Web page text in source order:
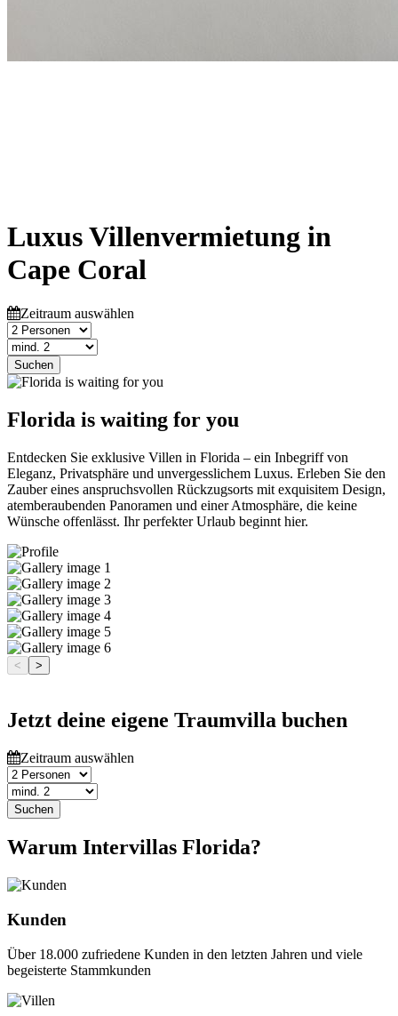
Luxus Villenvermietung in
Cape Coral
Zeitraum auswählen
Suchen
Florida is waiting for you
Entdecken Sie exklusive Villen in Florida – ein Inbegriff von
Eleganz, Privatsphäre und unvergesslichem Luxus. Erleben Sie den
Zauber eines anspruchsvollen Rückzugsorts mit exquisitem Design,
atemberaubenden Panoramen und einer Atmosphäre, die keine
Wünsche offenlässt. Ihr perfekter Urlaub beginnt hier.
< >
Jetzt deine eigene Traumvilla buchen
Zeitraum auswählen
Suchen
Warum Intervillas Florida?
Kunden
Über 18.000 zufriedene Kunden in den letzten Jahren und viele
begeisterte Stammkunden